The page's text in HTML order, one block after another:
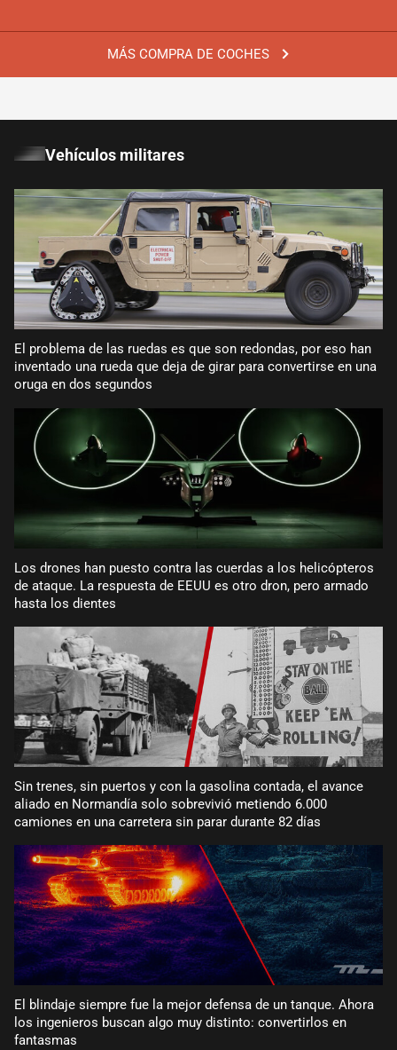
MÁS COMPRA DE COCHES
Vehículos militares
El problema de las ruedas es que son redondas, por eso han
inventado una rueda que deja de girar para convertirse en una
oruga en dos segundos
Los drones han puesto contra las cuerdas a los helicópteros
de ataque. La respuesta de EEUU es otro dron, pero armado
hasta los dientes
Sin trenes, sin puertos y con la gasolina contada, el avance
aliado en Normandía solo sobrevivió metiendo 6.000
camiones en una carretera sin parar durante 82 días
El blindaje siempre fue la mejor defensa de un tanque. Ahora
los ingenieros buscan algo muy distinto: convertirlos en
fantasmas